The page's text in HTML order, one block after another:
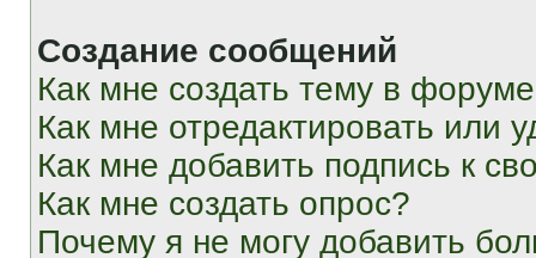
Создание сообщений
Как мне создать тему в
Как мне отредактировать или
Как мне добавить подпись к
Как мне создать опрос?
Почему я не могу добавить